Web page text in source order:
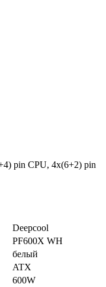
pin CPU, 4х(6+2) pin
Deepcool
PF600X WH
белый
ATX
600W